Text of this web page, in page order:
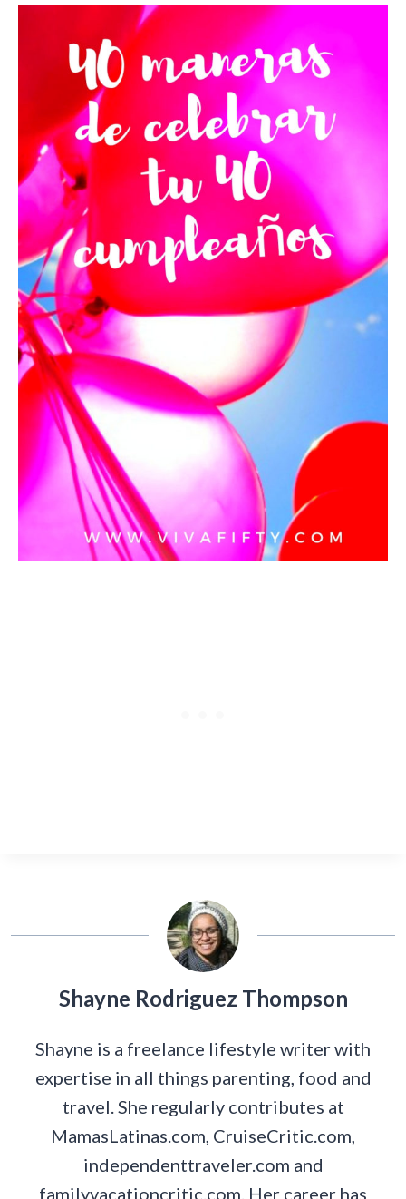
Shayne Rodriguez Thompson
Shayne is a freelance lifestyle writer with
expertise in all things parenting, food and
travel. She regularly contributes at
MamasLatinas.com, CruiseCritic.com,
independenttraveler.com and
familyvacationcritic.com. Her career has